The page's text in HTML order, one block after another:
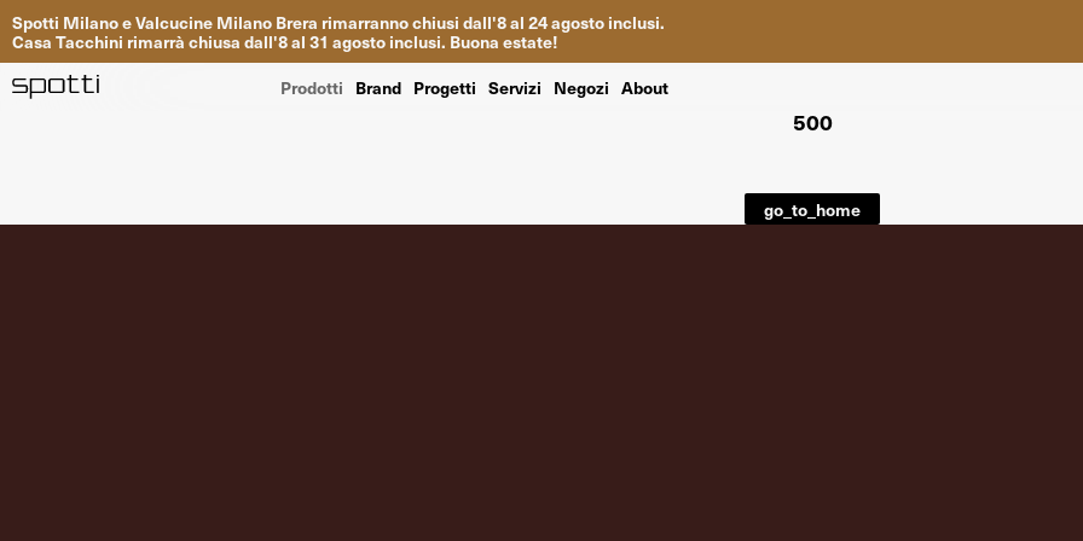
Spotti MilanoeValcucine Milano Brera rimarrannochiusi dall'8al 24agosto inclusi.
Casa Tacchini rimarrà chiusa dall'8al 31 agosto inclusi. Buona estate!
Prodotti Brand Progetti Servizi Negozi About
500
go_to_home